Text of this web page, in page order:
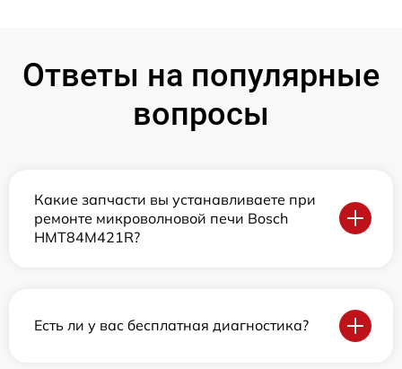
Ответы на популярные
вопросы
Какие запчасти вы устанавливаете при
ремонте микроволновой печи Bosch
HMT84M421R?
Есть ли у вас бесплатная диагностика?